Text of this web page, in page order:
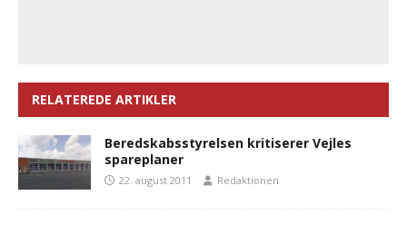
RELATEREDE ARTIKLER
Beredskabsstyrelsen kritiserer Vejles
spareplaner
22. august 2011 Redaktionen